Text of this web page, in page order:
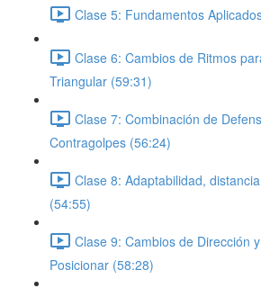
Clase 5: Fundamentos
Clase 6: Cambios de Ritmos
Triangular (59:31)
Clase 7: Combinación de
Contragolpes (56:24)
Clase 8: Adaptabilidad,
(54:55)
Clase 9: Cambios de Dirección
Posicionar (58:28)